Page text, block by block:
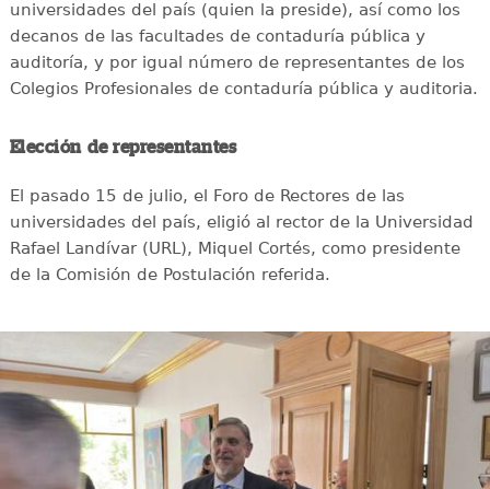
universidades del país (quien la preside), así como los
decanos de las facultades de contaduría pública y
auditoría, y por igual número de representantes de los
Colegios Profesionales de contaduría pública y auditoria.
Elección de representantes
El pasado 15 de julio, el Foro de Rectores de las
universidades del país, eligió al rector de la Universidad
Rafael Landívar (URL), Miquel Cortés, como presidente
de la Comisión de Postulación referida.